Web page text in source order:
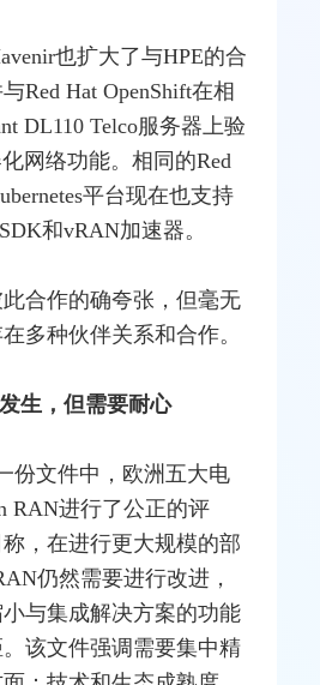
也扩大了与HPE的合
Red Hat OpenShift在相
DL110 Telco服务器上验
网络功能。相同的Red
平台现在也支持
和vRAN加速器。
合作的确夸张，但毫无
多种伙伴关系和合作。
生，但需要耐心
份文件中，欧洲五大电
RAN进行了公正的评
，在进行更大规模的部
仍然需要进行改进，
与集成解决方案的功能
该文件强调需要集中精